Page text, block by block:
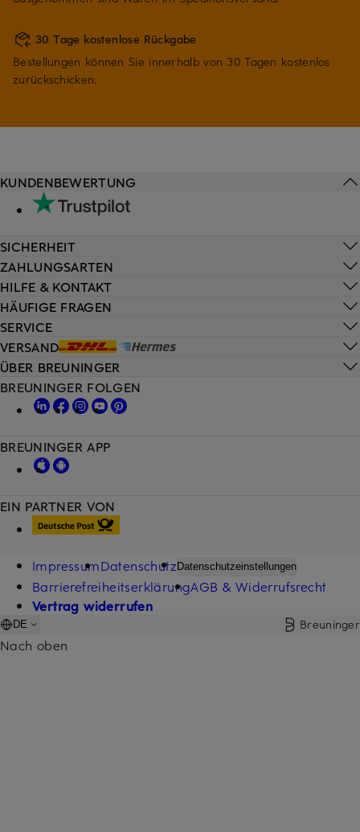
30 Tage kostenlose Rückgabe
Bestellungen können Sie innerhalb von 30 Tagen kostenlos
zurückschicken.
HILFE & KONTAKT
HÄUFIGE FRAGEN
SERVICE
VERSAND
KUNDENBEWERTUNG
SICHERHEIT
ZAHLUNGSARTEN
ÜBER BREUNINGER
EIN PARTNER VON
BREUNINGER FOLGEN
BREUNINGER APP
ImpressumDatenschutz Datenschutzeinstellungen
BarrierefreiheitserklärungAGB & Widerrufsrecht
Vertrag widerrufen
DE Breuninger
Nach oben